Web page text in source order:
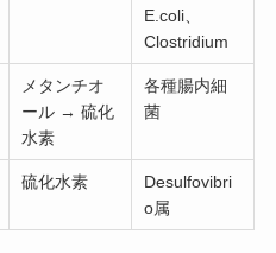
E.coli、
Clostridium
メタンチオ
ール → 硫化
水素
各種腸内細
菌
硫化水素
Desulfovibri
o属